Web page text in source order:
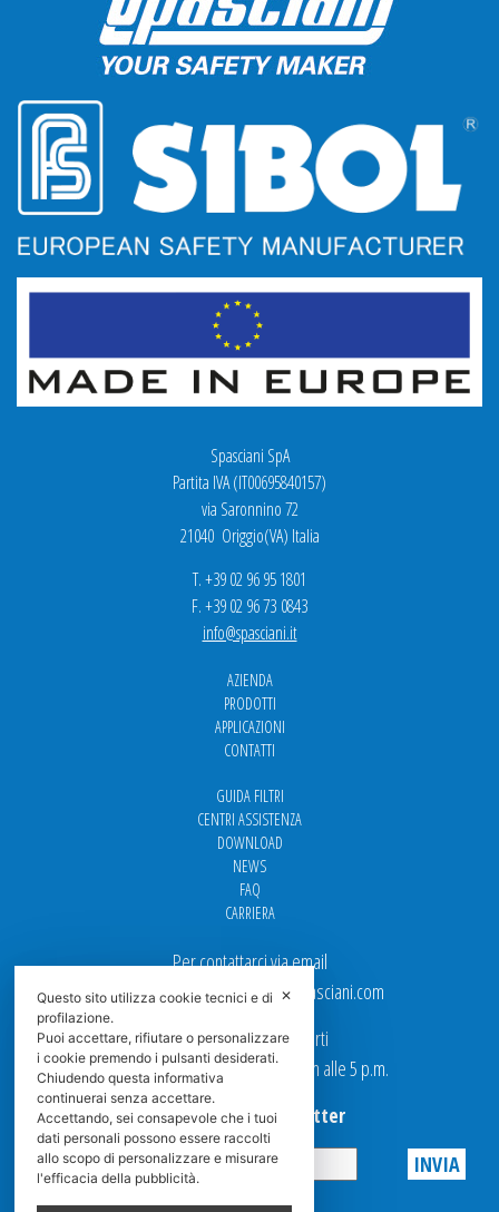
Spasciani SpA
Partita IVA (IT00695840157)
via Saronnino 72
21040 Origgio(VA) Italia
T. +39 02 96 95 1801
F. +39 02 96 73 0843
info@spasciani.it
AZIENDA
PRODOTTI
APPLICAZIONI
CONTATTI
GUIDA FILTRI
CENTRI ASSISTENZA
DOWNLOAD
NEWS
FAQ
CARRIERA
Per contattarci via email
Ufficio Vendite: italy.sales@spasciani.com
I nostri uffici sono aperti
dal Lunedi al Venerdi dalle 9 a.m alle 5 p.m.
Iscriviti alla Newsletter
Privacy
✕
Questo sito utilizza cookie tecnici e di
profilazione.
Puoi accettare, rifiutare o personalizzare
i cookie premendo i pulsanti desiderati.
Chiudendo questa informativa
continuerai senza accettare.
Accettando, sei consapevole che i tuoi
dati personali possono essere raccolti
allo scopo di personalizzare e misurare
l'efficacia della pubblicità.